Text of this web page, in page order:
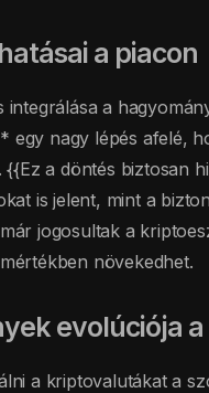
a piacon
a
egy nagy lépés afelé,
a döntés biztosan
is jelent, mint a
jogosultak a
növekedhet.
evolúciója
a kriptovalutákat a